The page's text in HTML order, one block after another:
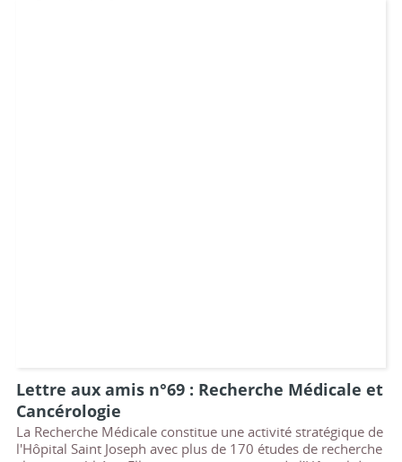
Lettre aux amis n°69 : Recherche Médicale et
Cancérologie
La Recherche Médicale constitue une activité stratégique de
l'Hôpital Saint Joseph avec plus de 170 études de recherche